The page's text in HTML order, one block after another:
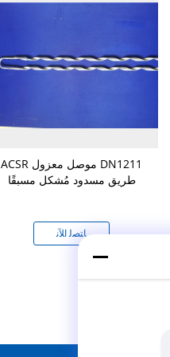
ACSR موصل معزول DN1211
طريق مسدود مُشكل مسبقًا
ﺎﺘﺼﻟ ﺍﻶﻧ